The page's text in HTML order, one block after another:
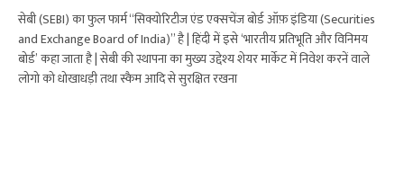
सेबी (SEBI) का फुल फार्म “सिक्योरिटीज एंड एक्सचेंज बोर्ड ऑफ़ इंडिया (Securities
and Exchange Board of India)” है | हिंदी में इसे ‘भारतीय प्रतिभूति और विनिमय
बोर्ड’ कहा जाता है | सेबी की स्थापना का मुख्य उद्देश्य शेयर मार्केट में निवेश करनें वाले
लोगो को धोखाधड़ी तथा स्कैम आदि से सुरक्षित रखना